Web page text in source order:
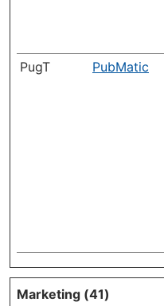
PugT PubMatic
Marketing (41)